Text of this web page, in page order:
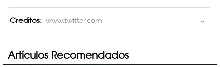
Creditos: www.twitter.com
Artículos Recomendados